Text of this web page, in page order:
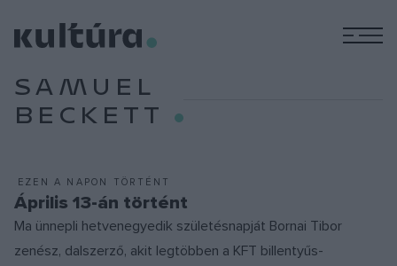
SAMUEL
BECKETT
EZEN A NAPON TÖRTÉNT
Április 13-án történt
Ma ünnepli hetvenegyedik születésnapját Bornai Tibor
zenész, dalszerző, akit legtöbben a KFT billentyűs-